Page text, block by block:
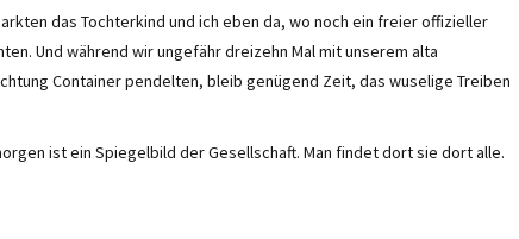
das Tochterkind und ich eben da, wo noch ein freier offizieller
Und während wir ungefähr dreizehn Mal mit unserem alta
Container pendelten, bleib genügend Zeit, das wuselige Treiben
ist ein Spiegelbild der Gesellschaft. Man findet dort sie dort alle.